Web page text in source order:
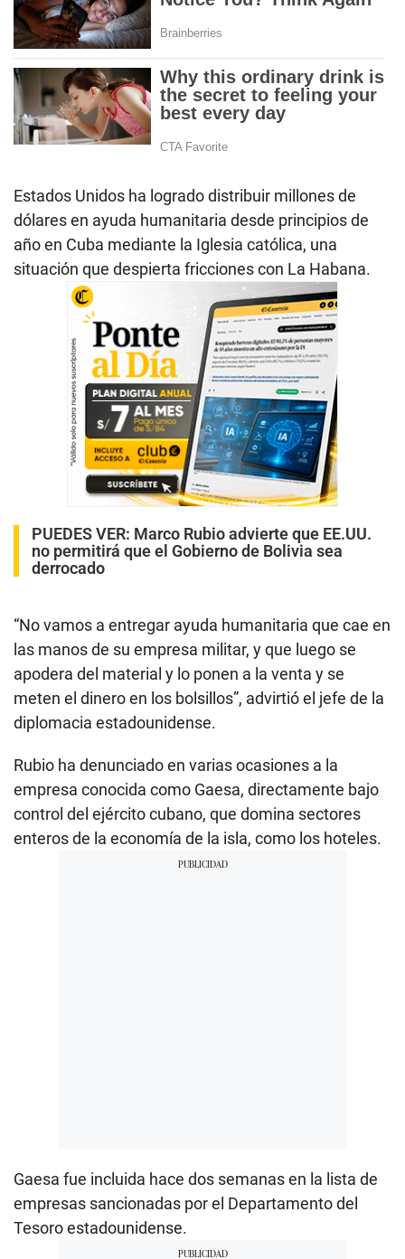
Estados Unidos ha logrado distribuir millones de
dólares en ayuda humanitaria desde principios de
año en Cuba mediante la Iglesia católica, una
situación que despierta fricciones con La Habana.
PUEDES VER: Marco Rubio advierte que EE.UU.
no permitirá que el Gobierno de Bolivia sea
derrocado
“No vamos a entregar ayuda humanitaria que cae en
las manos de su empresa militar, y que luego se
apodera del material y lo ponen a la venta y se
meten el dinero en los bolsillos”, advirtió el jefe de la
diplomacia estadounidense.
Rubio ha denunciado en varias ocasiones a la
empresa conocida como Gaesa, directamente bajo
control del ejército cubano, que domina sectores
enteros de la economía de la isla, como los hoteles.
Gaesa fue incluida hace dos semanas en la lista de
empresas sancionadas por el Departamento del
Tesoro estadounidense.